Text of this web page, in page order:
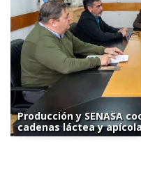
Producción y SENASA
cadenas láctea y